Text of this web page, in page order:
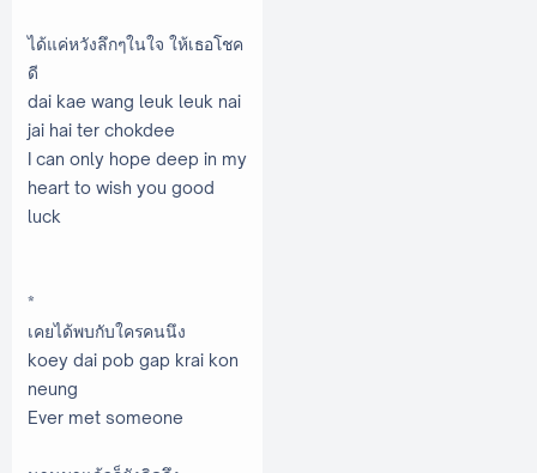
ได้แค่หวังลึกๆในใจ ให้เธอโชค
ดี
dai kae wang leuk leuk nai
jai hai ter chokdee
I can only hope deep in my
heart to wish you good
luck
*
เคยได้พบกับใครคนนึง
koey dai pob gap krai kon
neung
Ever met someone